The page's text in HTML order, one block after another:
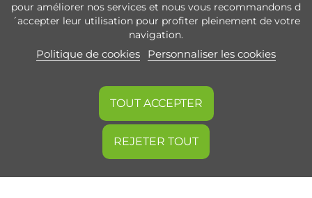
pour améliorer nos services et nous vous recommandons d
´accepter leur utilisation pour profiter pleinement de votre
navigation.
Politique de cookies Personnaliser les cookies
REJETER TOUT
TOUT ACCEPTER